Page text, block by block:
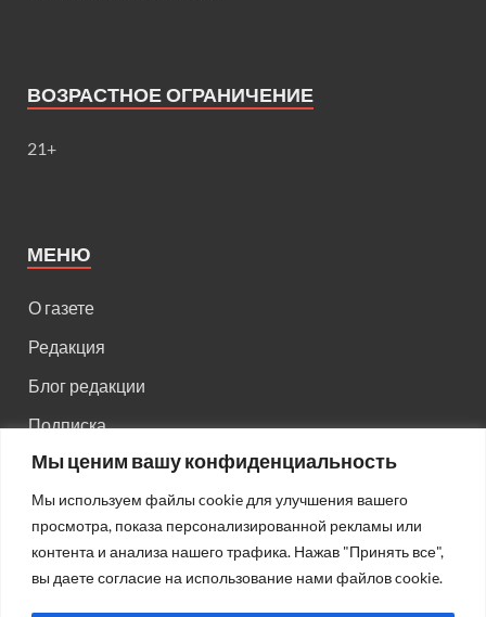
Мы ценим вашу конфиденциальность
Мы используем файлы cookie для улучшения вашего
просмотра, показа персонализированной рекламы или
контента и анализа нашего трафика. Нажав "Принять все",
вы даете согласие на использование нами файлов cookie.
ВОЗРАСТНОЕ ОГРАНИЧЕНИЕ
21+
МЕНЮ
О газете
Редакция
Блог редакции
Подписка
Правила поведения на сайте
Реклама
Старый сайт
Старый HTML сайт